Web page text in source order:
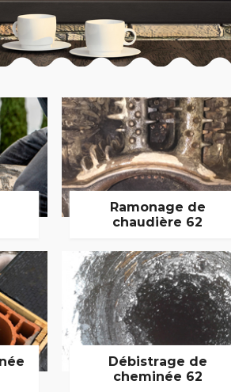
Ramonage de
chaudière 62
Débistrage de
cheminée 62